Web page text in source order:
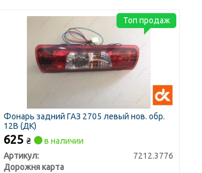
Фонарь задний ГАЗ 2705 левый нов. обр.
12В (ДК)
625₴
в наличии
Артикул:
7212.3776
Дорожня карта
Топ продаж